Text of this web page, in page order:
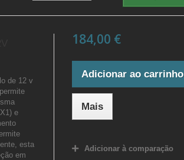
de 12 v
e
esta
em
184,00 €
Adicionar ao carrinho
Mais
Adicionar à comparação